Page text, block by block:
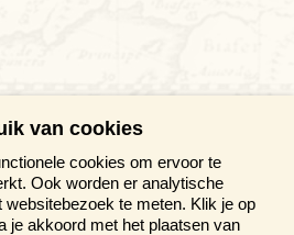
zekerheid
van cookies
cookies om ervoor te
Ook worden er analytische
te meten. Klik je op
je akkoord met het plaatsen van